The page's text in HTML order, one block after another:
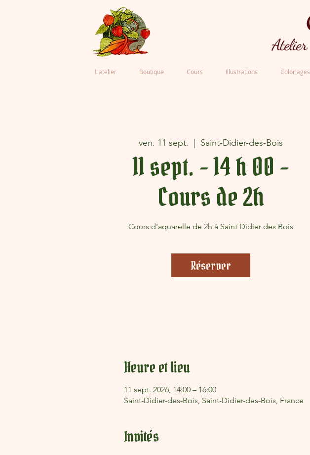
L'atelier Boutique Cours Illustrations Coloriages
ven. 11 sept. Saint-Didier-des-Bois
11 sept. - 14 h 00 -
Cours de 2h
Cours d'aquarelle de 2h à Saint Didier des Bois
Réserver
Heure et lieu
11 sept. 2026, 14:00 – 16:00
Saint-Didier-des-Bois, Saint-Didier-des-Bois, France
Invités